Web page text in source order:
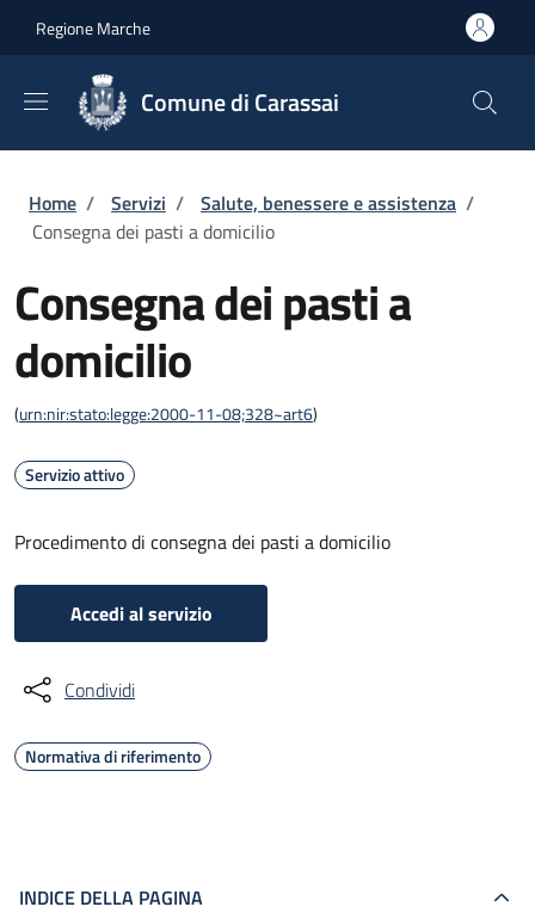
Regione Marche
Comune di Carassai
Briciole di pane
Home / Servizi / Salute, benessere e assistenza /
Consegna dei pasti a domicilio
Consegna dei pasti a
domicilio
(urn:nir:stato:legge:2000-11-08;328~art6)
Servizio attivo
Procedimento di consegna dei pasti a domicilio
Accedi al servizio
Condividi
Normativa di riferimento
INDICE DELLA PAGINA